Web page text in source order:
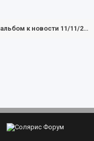
альбом к новости 11/11/2020